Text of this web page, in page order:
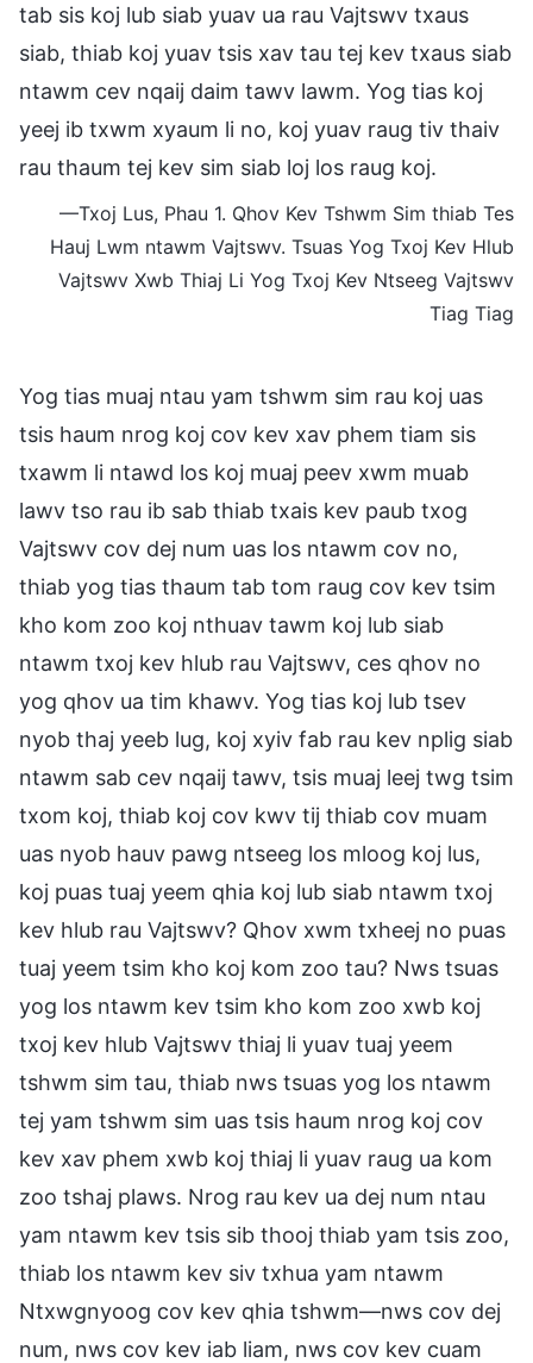
tab sis koj lub siab yuav ua rau Vajtswv txaus
siab, thiab koj yuav tsis xav tau tej kev txaus siab
ntawm cev nqaij daim tawv lawm. Yog tias koj
yeej ib txwm xyaum li no, koj yuav raug tiv thaiv
rau thaum tej kev sim siab loj los raug koj.
—Txoj Lus, Phau 1. Qhov Kev Tshwm Sim thiab Tes
Hauj Lwm ntawm Vajtswv. Tsuas Yog Txoj Kev Hlub
Vajtswv Xwb Thiaj Li Yog Txoj Kev Ntseeg Vajtswv
Tiag Tiag
Yog tias muaj ntau yam tshwm sim rau koj uas
tsis haum nrog koj cov kev xav phem tiam sis
txawm li ntawd los koj muaj peev xwm muab
lawv tso rau ib sab thiab txais kev paub txog
Vajtswv cov dej num uas los ntawm cov no,
thiab yog tias thaum tab tom raug cov kev tsim
kho kom zoo koj nthuav tawm koj lub siab
ntawm txoj kev hlub rau Vajtswv, ces qhov no
yog qhov ua tim khawv. Yog tias koj lub tsev
nyob thaj yeeb lug, koj xyiv fab rau kev nplig siab
ntawm sab cev nqaij tawv, tsis muaj leej twg tsim
txom koj, thiab koj cov kwv tij thiab cov muam
uas nyob hauv pawg ntseeg los mloog koj lus,
koj puas tuaj yeem qhia koj lub siab ntawm txoj
kev hlub rau Vajtswv? Qhov xwm txheej no puas
tuaj yeem tsim kho koj kom zoo tau? Nws tsuas
yog los ntawm kev tsim kho kom zoo xwb koj
txoj kev hlub Vajtswv thiaj li yuav tuaj yeem
tshwm sim tau, thiab nws tsuas yog los ntawm
tej yam tshwm sim uas tsis haum nrog koj cov
kev xav phem xwb koj thiaj li yuav raug ua kom
zoo tshaj plaws. Nrog rau kev ua dej num ntau
yam ntawm kev tsis sib thooj thiab yam tsis zoo,
thiab los ntawm kev siv txhua yam ntawm
Ntxwgnyoog cov kev qhia tshwm—nws cov dej
num, nws cov kev iab liam, nws cov kev cuam